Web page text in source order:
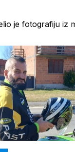
je fotografiju iz